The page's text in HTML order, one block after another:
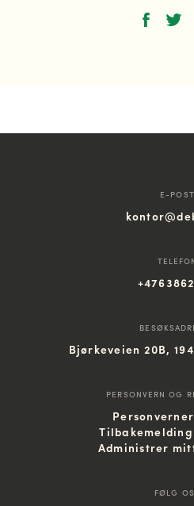
E-POST
Bjørkeveien 20B,
PERSONVERN OG
Administrer
FØLG